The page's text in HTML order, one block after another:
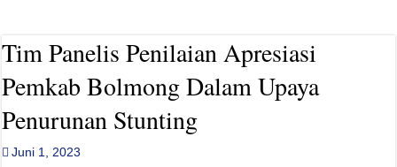
Tim Panelis Penilaian Apresiasi
Pemkab Bolmong Dalam Upaya
Penurunan Stunting
Juni 1, 2023